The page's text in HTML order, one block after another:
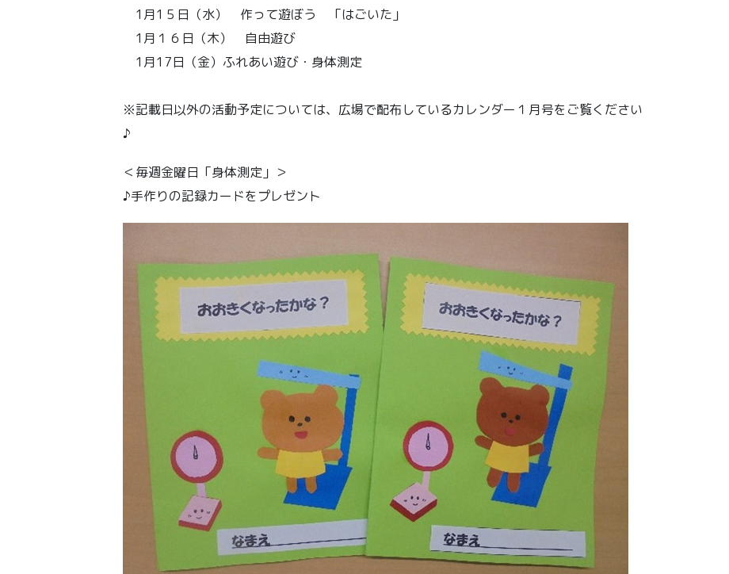
1月1５日（水） 作って遊ぼう 「はごいた」
1月１６日（木） 自由遊び
1月17日（金）ふれあい遊び・身体測定
※記載日以外の活動予定については、広場で配布しているカレンダー１月号をご覧ください
♪
＜毎週金曜日「身体測定」＞
♪手作りの記録カードをプレゼント